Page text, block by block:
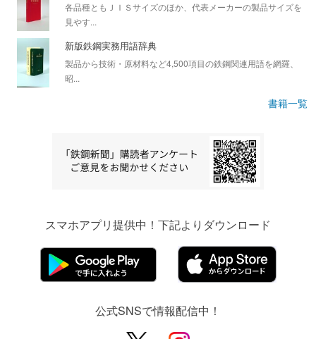
各品種ともＪＩＳサイズのほか、代表メーカーの製品サイズを
見やす...
新版鉄鋼実務用語辞典
製品から技術・原材料など4,500項目の鉄鋼関連用語を網羅、
昭...
書籍一覧
スマホアプリ提供中！下記よりダウンロード
公式SNSで情報配信中！